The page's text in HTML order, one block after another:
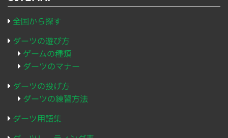
全国から探す
ダーツの遊び方
ゲームの種類
ダーツのマナー
ダーツの投げ方
ダーツの練習方法
ダーツ用語集